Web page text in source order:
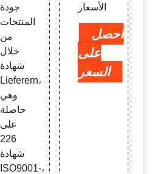
جودة
المنتجات
من
خلال
شهادة
Lieferern،
وهي
حاصلة
على
226
شهادة
ISO9001-،
الأسعار
احصل
على
السعر